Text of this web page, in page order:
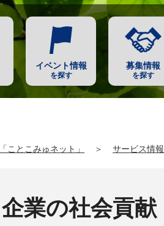
イベント情報
を探す
募集情報
を探す
ことこみゅネット」 ＞ サービス情報
業の社会貢献